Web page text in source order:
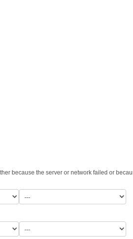
because the server or network failed or